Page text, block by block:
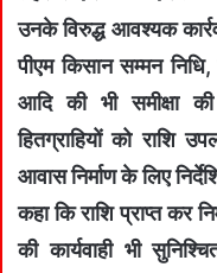
उनके विरुद्ध आवश्यक
पीएम किसान सम्मन
आदि की भी समीक्षा
हितग्राहियों को राशि
आवास निर्माण के लिए
कहा कि राशि प्राप्त कर
की कार्यवाही भी